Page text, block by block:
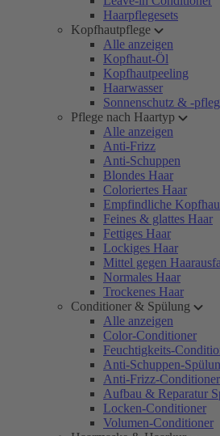
Haarpflegesets
Kopfhautpflege
Alle anzeigen
Kopfhaut-Öl
Kopfhautpeeling
Haarwasser
Sonnenschutz & -
Pflege nach Haartyp
Alle anzeigen
Anti-Frizz
Anti-Schuppen
Blondes Haar
Coloriertes Haar
Empfindliche
Feines & glattes Haar
Fettiges Haar
Lockiges Haar
Mittel gegen
Normales Haar
Trockenes Haar
Conditioner & Spülung
Alle anzeigen
Color-Conditioner
Feuchtigkeits-
Anti-Schuppen-
Anti-Frizz-Conditioner
Aufbau & Reparatur
Locken-Conditioner
Volumen-Conditioner